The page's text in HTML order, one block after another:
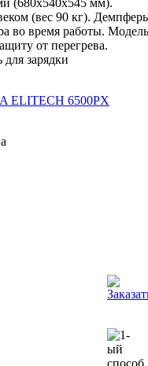
(вес 90 кг).
во время работы. Модель
от перегрева.
зарядки
ELITECH 6500PX